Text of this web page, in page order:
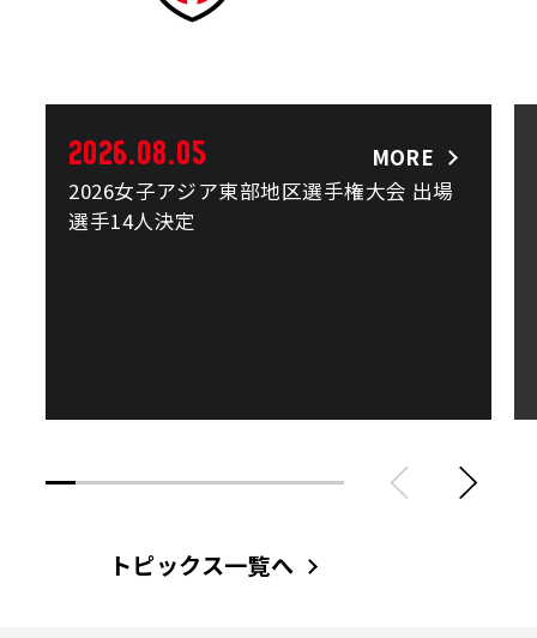
2026.08.05
MORE
2026女子アジア東部地区選手権大会 出場
選手14人決定
トピックス一覧へ